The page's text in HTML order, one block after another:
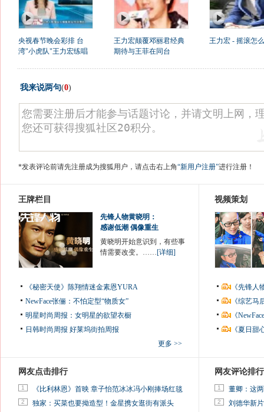
央视春节晚会彩排 台
湾"小虎队"王力宏练唱
王力宏颠覆邓丽君经典
期待与王菲在同台
王力宏 - 摇滚怎
我来说两句(0)
*发表评论前请先注册成为搜狐用户，请点击右上角“新用户注册”进行注册！
王牌栏目
先锋人物黄晓明：
感谢低潮 偶像重生
黄晓明开始意识到，有些事
情需要改变。……[详细]
《秘密天使》陈翔情迷金素恩YURA
NewFace张俪：不怕定型“物质女”
明星时尚周报：女明星的欲望衣橱
日韩时尚周报 好莱坞街拍周报
更多 >>
视频策划
《先锋
《综艺
《
《夏日
网友点击排行
1 《比利林恩》首映 章子怡范冰冰冯小刚捧场红毯
2 独家：买菜也要拗造型！金星携女逛街有派头
网友评论排行
1 董卿：这
2 刘德华新